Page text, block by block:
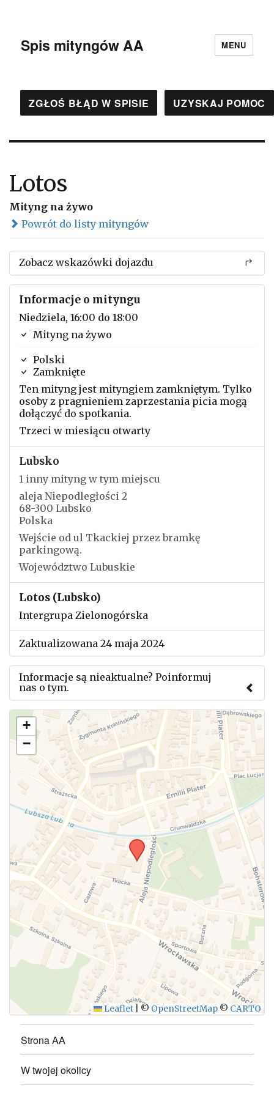
Spis mityngów AA MENU
ZGŁOŚ BŁĄD W SPISIE UZYSKAJ POMOC
Lotos
Mityng na żywo
Powrót do listy mityngów
Zobacz wskazówki dojazdu
Informacje o mityngu
Niedziela, 16:00 do 18:00
Mityng na żywo
Polski
Zamknięte
Ten mityng jest mityngiem zamkniętym. Tylko
osoby z pragnieniem zaprzestania picia mogą
dołączyć do spotkania.
Trzeci w miesiącu otwarty
Lubsko
1 inny mityng w tym miejscu
aleja Niepodległości 2
68-300 Lubsko
Polska
Wejście od ul Tkackiej przez bramkę
parkingową.
Województwo Lubuskie
Lotos (Lubsko)
Intergrupa Zielonogórska
Zaktualizowana 24 maja 2024
Informacje są nieaktualne? Poinformuj
nas o tym.
Użyj tego formularza aby przesłać informację o
zmianach w powyższym mityngu.
WYŚLIJ
+
−
Leaflet © OpenStreetMap © CARTO
Strona AA
W twojej okolicy